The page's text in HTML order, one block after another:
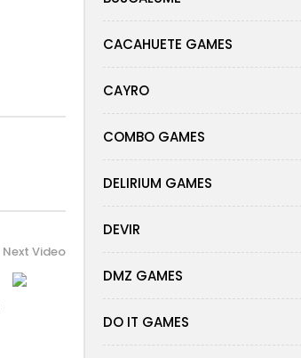
Next Video
CACAHUETE GAMES
CAYRO
COMBO GAMES
DELIRIUM GAMES
DEVIR
DMZ GAMES
DO IT GAMES